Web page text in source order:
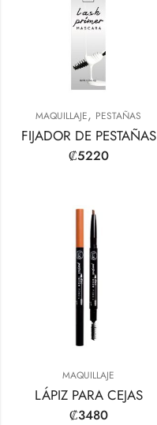
MAQUILLAJE, PESTAÑAS
FIJADOR DE PESTAÑAS
₡5220
MAQUILLAJE
LÁPIZ PARA CEJAS
₡3480